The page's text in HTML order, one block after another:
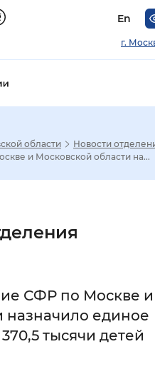
En
г.
отображения
между буквами
области
Новости
и Московской области на...
СФР по Москве и
назначило единое
тысячи детей